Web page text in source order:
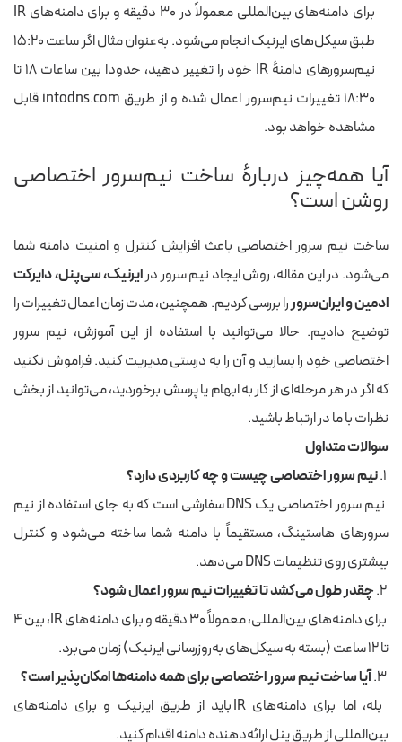
برای دامنه‌های بین‌المللی معمولاً در ۳۰ دقیقه و برای دامنه‌های IR
طبق سیکل‌های ایرنیک انجام می‌شود. به‌عنوان مثال اگر ساعت ۱۵:۲۰
نیم‌سرورهای دامنهٔ IR خود را تغییر دهید، حدودا بین ساعات ۱۸ تا
۱۸:۳۰ تغییرات نیم‌سرور اعمال شده و از طریق
intodns.com قابل
مشاهده خواهد بود.
آیا همه‌چیز دربارهٔ ساخت نیم‌سرور اختصاصی
روشن است؟
ساخت نیم سرور اختصاصی باعث افزایش کنترل و امنیت دامنه شما
می‌شود. در این مقاله، روش ایجاد نیم سرور در ایرنیک، سی‌پنل، دایرکت
ادمین و ایران‌سروررا بررسی کردیم. همچنین، مدت زمان اعمال تغییرات را
توضیح دادیم. حالا می‌توانید با استفاده از این آموزش، نیم سرور
اختصاصی خود را بسازید و آن را به درستی مدیریت کنید. فراموش نکنید
که اگر در هر مرحله‌ای از کار به ابهام یا پرسش برخوردید، می‌توانید از بخش
نظرات با ما در ارتباط باشید.
سوالات متداول
نیم سرور اختصاصی چیست و چه کاربردی دارد؟
نیم سرور اختصاصی یک DNS سفارشی است که به جای استفاده از نیم
سرورهای هاستینگ، مستقیماً با دامنه شما ساخته می‌شود و کنترل
بیشتری روی تنظیمات DNS می‌دهد.
چقدر طول می‌کشد تا تغییرات نیم سرور اعمال شود؟
برای دامنه‌های بین‌المللی، معمولاً ۳۰ دقیقه و برای دامنه‌های IR، بین ۴
تا ۱۲ ساعت (بسته به سیکل‌های به‌روزرسانی ایرنیک) زمان می‌برد.
آیا ساخت نیم سرور اختصاصی برای همه دامنه‌ها امکان‌پذیر است؟
بله، اما برای دامنه‌های IR باید از طریق ایرنیک و برای دامنه‌های
بین‌المللی از طریق پنل ارائه‌دهنده دامنه اقدام کنید.